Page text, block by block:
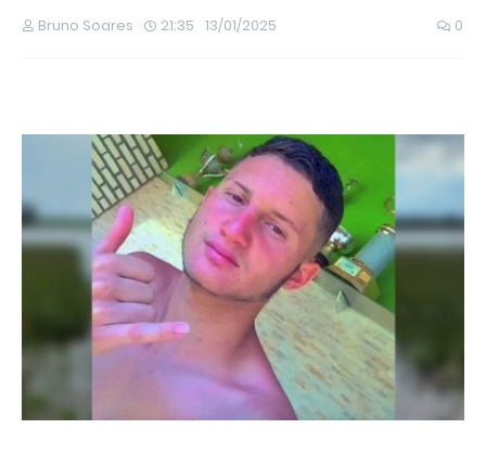
Bruno Soares 21:35 13/01/2025 0